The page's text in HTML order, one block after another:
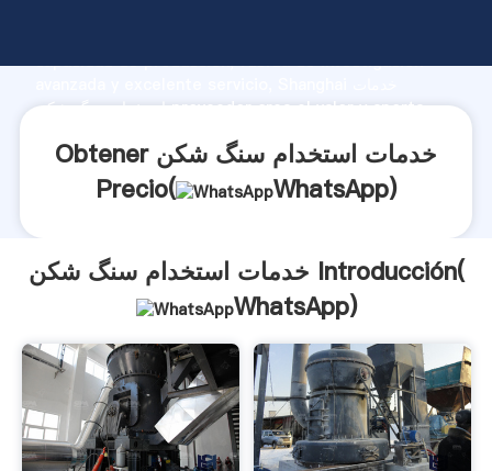
capacidad de producción, fuerza de investigación
استخدام سنگ شکن proveedor crea el valor y aporta
Obtener خدمات استخدام سنگ شکن
Precio(
WhatsApp)
خدمات استخدام سنگ شکن Introducción(
WhatsApp)